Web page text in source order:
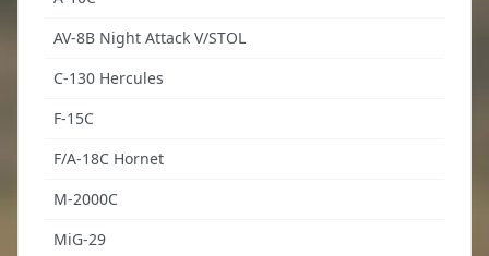
AV-8B Night Attack V/STOL
C-130 Hercules
F-15C
F/A-18C Hornet
M-2000C
MiG-29